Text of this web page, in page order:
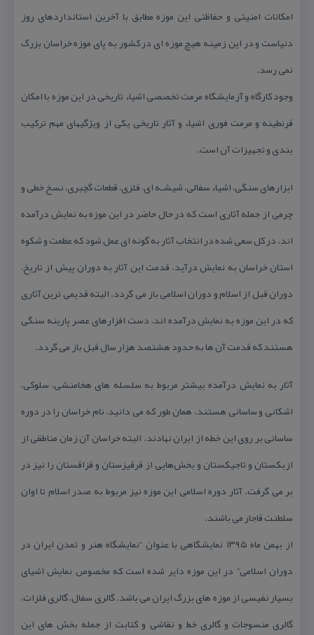
امكانات امنیتی و حفاظتی این موزه مطابق با آخرین استانداردهای روز
دنیاست و در این زمینه هیچ موزه ای در كشور به پای موزه خراسان بزرگ
نمی رسد.
وجود كارگاه و آزمایشگاه مرمت تخصصی اشیاء تاریخی در این موزه با امكان
قرنطینه و مرمت فوری اشیاء و آثار تاریخی یكی از ویژگیهای مهم تركیب
بندی و تجهیزات آن است.
ابزارهای سنگی، اشیاء سفالی، شیشـه ای، فلزی، قطعات گچبری، نسخ خطی و
چرمی از جمله آثاری است كه در حال حاضر در این موزه به نمایش درآمده
اند. در كل سعی شده در انتخاب آثار به گونه ای عمل شود كه عظمت و شكوه
استان خراسان به نمایش درآید. قدمت این آثار به دوران پیش از تاریخ،
دوران قبل از اسلام و دوران اسلامی باز می گردد. البته قدیمی ترین آثاری
كه در این موزه به نمایش درآمده اند، دست افزارهای عصر پارینه سنگی
هستند كه قدمت آن ها به حدود هشتصد هزار سال قبل باز می گردد.
آثار به نمایش درآمده بیشتر مربوط به سلسله های هخامنشی، سلوكی،
اشكانی و ساسانی هستند. همان طور كه می دانید، نام خراسان را در دوره
ساسانی بر روی این خطه از ایران نهادند. البته خراسان آن زمان مناطقی از
ازبكستان و تاجیكستان و بخش‌هایی از قرقیزستان و قزاقستان را نیز در
بر می گرفت. آثار دوره اسلامی این موزه نیز مربوط به صدر اسلام تا اوان
سلطنت قاجار می باشند.
از بهمن ماه ۱۳۹۵ نمایشگاهی با عنوان “نمایشگاه هنر و تمدن ایران در
دوران اسلامی” در این موزه دایر شده است كه مخصوص نمایش اشیای
بسیار نفیسی از موزه های بزرگ ایران می باشد. گالری سفال، گالری فلزات،
گالری منسوجات و گالری خط و نقاشی و كتابت از جمله بخش های این